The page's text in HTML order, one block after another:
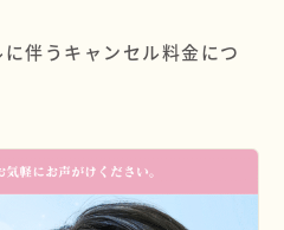
伴うキャンセル料金につ